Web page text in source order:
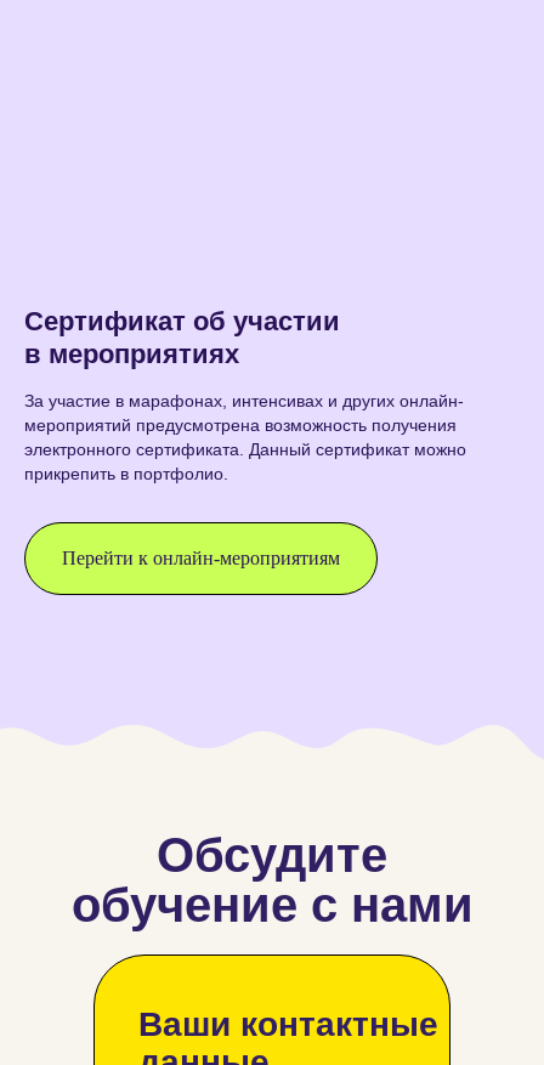
Сертификат об участии
в мероприятиях
За участие в марафонах, интенсивах и других онлайн-
мероприятий предусмотрена возможность получения
электронного сертификата. Данный сертификат можно
прикрепить в портфолио.
Перейти к онлайн-мероприятиям
Ваши контактные
Обсудите
обучение с нами